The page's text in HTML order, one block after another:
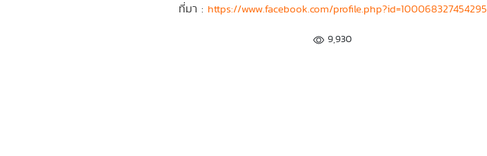
ที่มา : https://www.facebook.com/profile.php?id=100068327454295
9,930